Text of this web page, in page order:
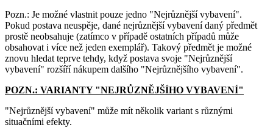
Pozn.: Je možné vlastnit pouze jedno "Nejrůznější vybavení".
Pokud postava neuspěje, dané nejrůznější vybavení daný předmět
prostě neobsahuje (zatímco v případě ostatních případů může
obsahovat i více než jeden exemplář). Takový předmět je možné
znovu hledat teprve tehdy, když postava svoje "Nejrůznější
vybavení" rozšíří nákupem dalšího "Nejrůznějšího vybavení".
POZN.: VARIANTY "NEJRŮZNĚJŠÍHO VYBAVENÍ"
"Nejrůznější vybavení" může mít několik variant s různými
situačními efekty.